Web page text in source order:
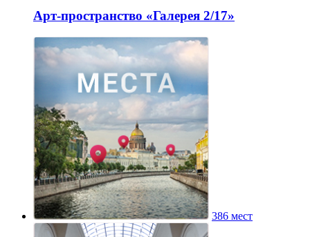
Арт-пространство «Галерея 2/17»
386 мест